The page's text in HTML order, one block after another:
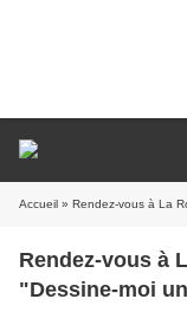
Accueil » Rendez-vous à La
Rendez-vous à
"Dessine-moi